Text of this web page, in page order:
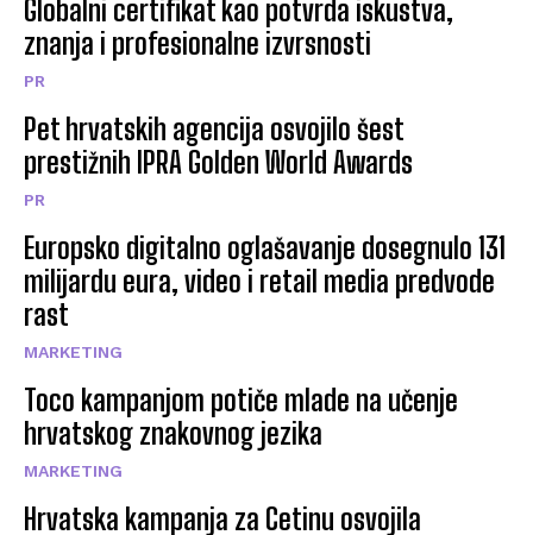
Globalni certifikat kao potvrda iskustva,
znanja i profesionalne izvrsnosti
PR
Pet hrvatskih agencija osvojilo šest
prestižnih IPRA Golden World Awards
PR
Europsko digitalno oglašavanje dosegnulo 131
milijardu eura, video i retail media predvode
rast
MARKETING
Toco kampanjom potiče mlade na učenje
hrvatskog znakovnog jezika
MARKETING
Hrvatska kampanja za Cetinu osvojila